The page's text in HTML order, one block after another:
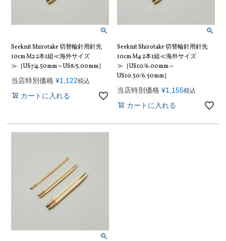
Seeknit Shirotake 切替輪針用針先
10cm M2 2本1組≪海外サイズ
≫［US7/4.50mm～US8/5.00mm］
当店特別価格 ¥1,122税込
カートに入れる
Seeknit Shirotake 切替輪針用針先
10cm M4 2本1組≪海外サイズ
≫［US10/6.00mm～
US10.50/6.50mm］
当店特別価格 ¥1,155税込
カートに入れる